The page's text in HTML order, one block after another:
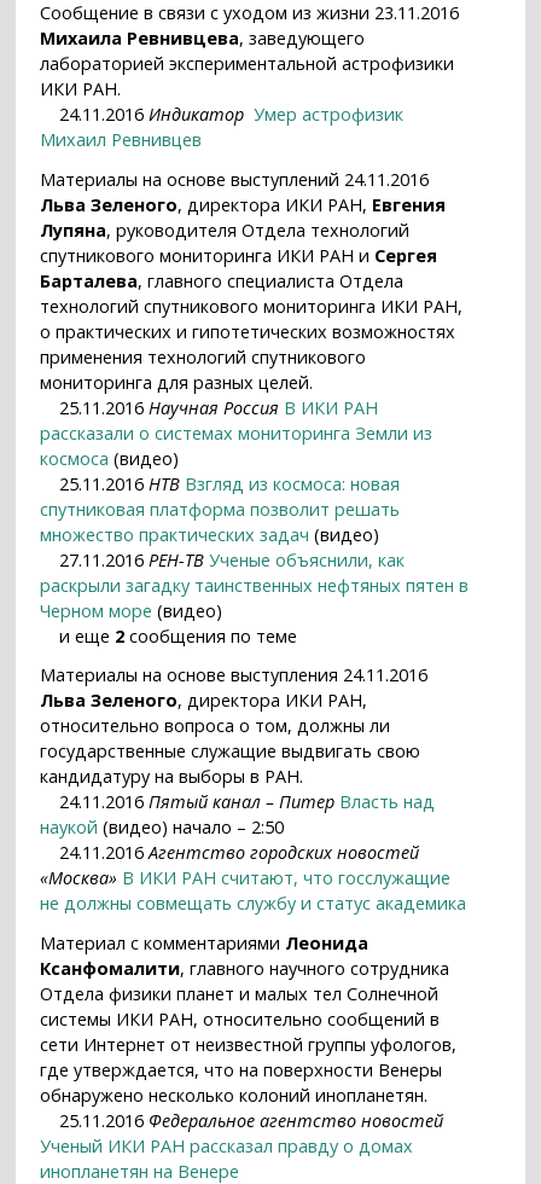
Сообщение в связи с уходом из жизни 23.11.2016
Михаила Ревнивцева, заведующего
лабораторией экспериментальной астрофизики
ИКИ РАН.
24.11.2016Индикатор Умер астрофизик
Михаил Ревнивцев
Материалы на основе выступлений 24.11.2016
Льва Зеленого, директора ИКИ РАН, Евгения
Лупяна, руководителя Отдела технологий
спутникового мониторинга ИКИ РАН и Сергея
Барталева, главного специалиста Отдела
технологий спутникового мониторинга ИКИ РАН,
о практических и гипотетических возможностях
применения технологий спутникового
мониторинга для разных целей.
25.11.2016 Научная Россия В ИКИ РАН
рассказали о системах мониторинга Земли из
космоса (видео)
25.11.2016 НТВ Взгляд из космоса: новая
спутниковая платформа позволит решать
множество практических задач (видео)
27.11.2016 РЕН-ТВ Ученые объяснили, как
раскрыли загадку таинственных нефтяных пятен в
Черном море (видео)
и еще 2 сообщения по теме
Материалы на основе выступления 24.11.2016
Льва Зеленого, директора ИКИ РАН,
относительно вопроса о том, должны ли
государственные служащие выдвигать свою
кандидатуру на выборы в РАН.
24.11.2016Пятый канал – Питер Власть над
наукой (видео) начало – 2:50
24.11.2016Агентство городских новостей
«Москва» В ИКИ РАН считают, что госслужащие
не должны совмещать службу и статус академика
Материал с комментариями Леонида
Ксанфомалити, главного научного сотрудника
Отдела физики планет и малых тел Солнечной
системы ИКИ РАН, относительно сообщений в
сети Интернет от неизвестной группы уфологов,
где утверждается, что на поверхности Венеры
обнаружено несколько колоний инопланетян.
25.11.2016 Федеральное агентство новостей
Ученый ИКИ РАН рассказал правду о домах
инопланетян на Венере